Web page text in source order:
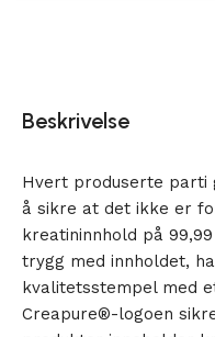
Beskrivelse
Hvert produserte parti
å sikre at det ikke er
kreatininnhold på
trygg med innholdet,
kvalitetsstempel med
Creapure®-logoen